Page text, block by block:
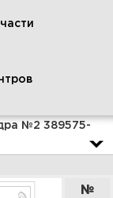
№2 389575-
№